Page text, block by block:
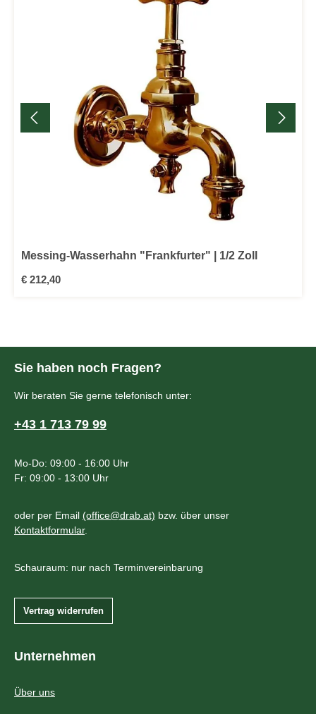
Messing-Wasserhahn "Frankfurter" | 1/2 Zoll
Regulärer Preis:
€ 212,40
Sie haben noch Fragen?
Wir beraten Sie gerne telefonisch unter:
+43 1 713 79 99
Mo-Do: 09:00 - 16:00 Uhr
Fr: 09:00 - 13:00 Uhr
oder per Email (office@drab.at) bzw. über unser
Kontaktformular.
Schauraum: nur nach Terminvereinbarung
Vertrag widerrufen
Unternehmen
Über uns